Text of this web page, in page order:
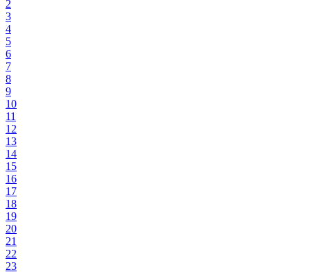
2
3
4
5
6
7
8
9
10
11
12
13
14
15
16
17
18
19
20
21
22
23